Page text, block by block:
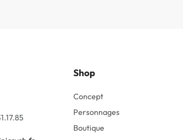
Shop
Concept
Personnages
Boutique